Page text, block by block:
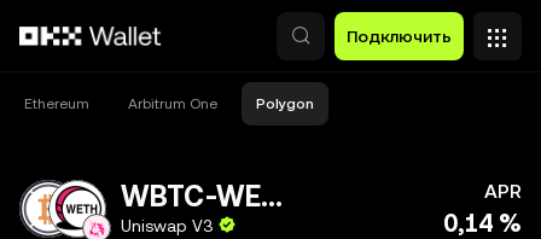
Подключить
Ethereum Arbitrum One Polygon
WBTC-WETH
Uniswap V3
APR
0,14 %